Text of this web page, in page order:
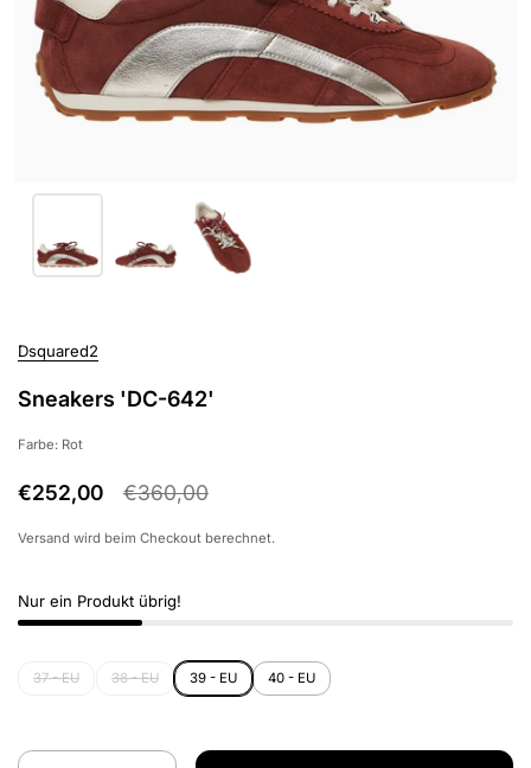
Dsquared2
Sneakers 'DC-642'
Farbe: Rot
€252,00 €360,00
Versand wird beim Checkout berechnet.
Nur ein Produkt übrig!
37 - EU 38 - EU 39 - EU 40 - EU